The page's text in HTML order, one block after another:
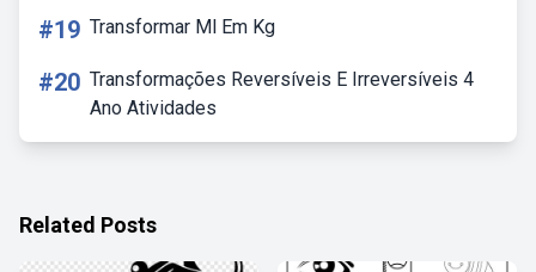
#19 Transformar Ml Em Kg
#20 Transformações Reversíveis E Irreversíveis 4
Ano Atividades
Related Posts